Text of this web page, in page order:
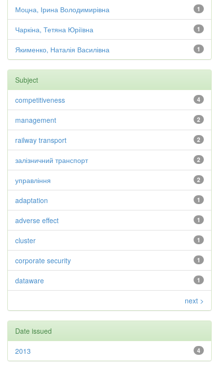
1
Моцна, Ірина Володимирівна
1
Чаркіна, Тетяна Юріївна
1
Якименко, Наталія Василівна
Subject
4
competitiveness
2
management
2
railway transport
2
залізничний транспорт
2
управління
1
adaptation
1
adverse effect
1
cluster
1
corporate security
1
dataware
next >
Date issued
4
2013